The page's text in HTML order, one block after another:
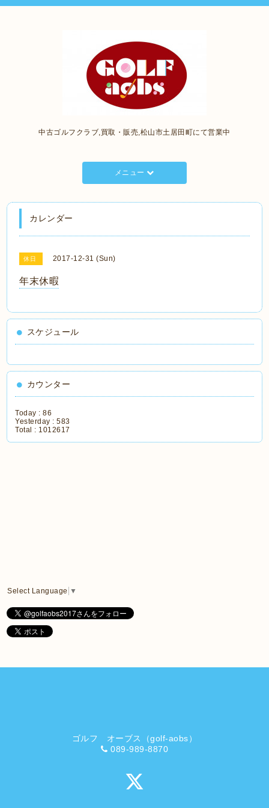
中古ゴルフクラブ,買取・販売,松山市土居田町にて営業中
メニュー
カレンダー
休日 2017-12-31 (Sun)
年末休暇
スケジュール
カウンター
Today :86
Yesterday :583
Total : 1012617
Select Language ▼
ゴルフ オーブス（golf-aobs）
089-989-8870